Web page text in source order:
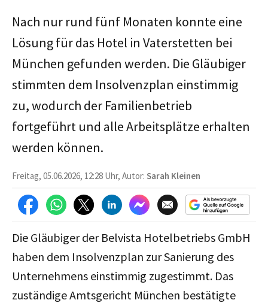
Nach nur rund fünf Monaten konnte eine
Lösung für das Hotel in Vaterstetten bei
München gefunden werden. Die Gläubiger
stimmten dem Insolvenzplan einstimmig
zu, wodurch der Familienbetrieb
fortgeführt und alle Arbeitsplätze erhalten
werden können.
Freitag, 05.06.2026, 12:28 Uhr, Autor: Sarah Kleinen
Die Gläubiger der Belvista Hotelbetriebs GmbH
haben dem Insolvenzplan zur Sanierung des
Unternehmens einstimmig zugestimmt. Das
zuständige Amtsgericht München bestätigte